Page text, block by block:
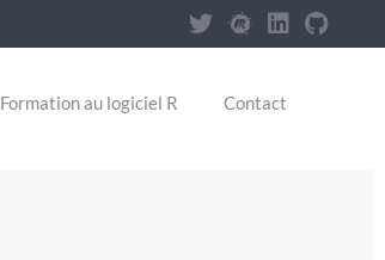
Formation au logiciel R Contact